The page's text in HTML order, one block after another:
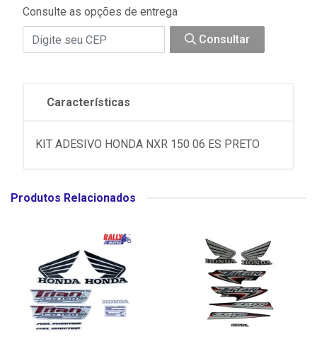
Consulte as opções de entrega
Consultar
Características
KIT ADESIVO HONDA NXR 150 06 ES PRETO
Produtos Relacionados